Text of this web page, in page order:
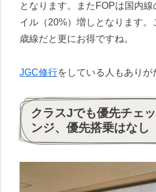
となります。またFOPは国内
イル（20%）増しとなります
歳線だと更にお得ですね。
JGC修行をしている人もありが
クラスJでも優先チェ
ンジ、優先搭乗はなし